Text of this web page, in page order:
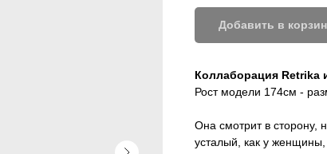
Добавить в
Коллаборация
Рост модели 174см -
Она смотрит в сторону,
усталый, как у